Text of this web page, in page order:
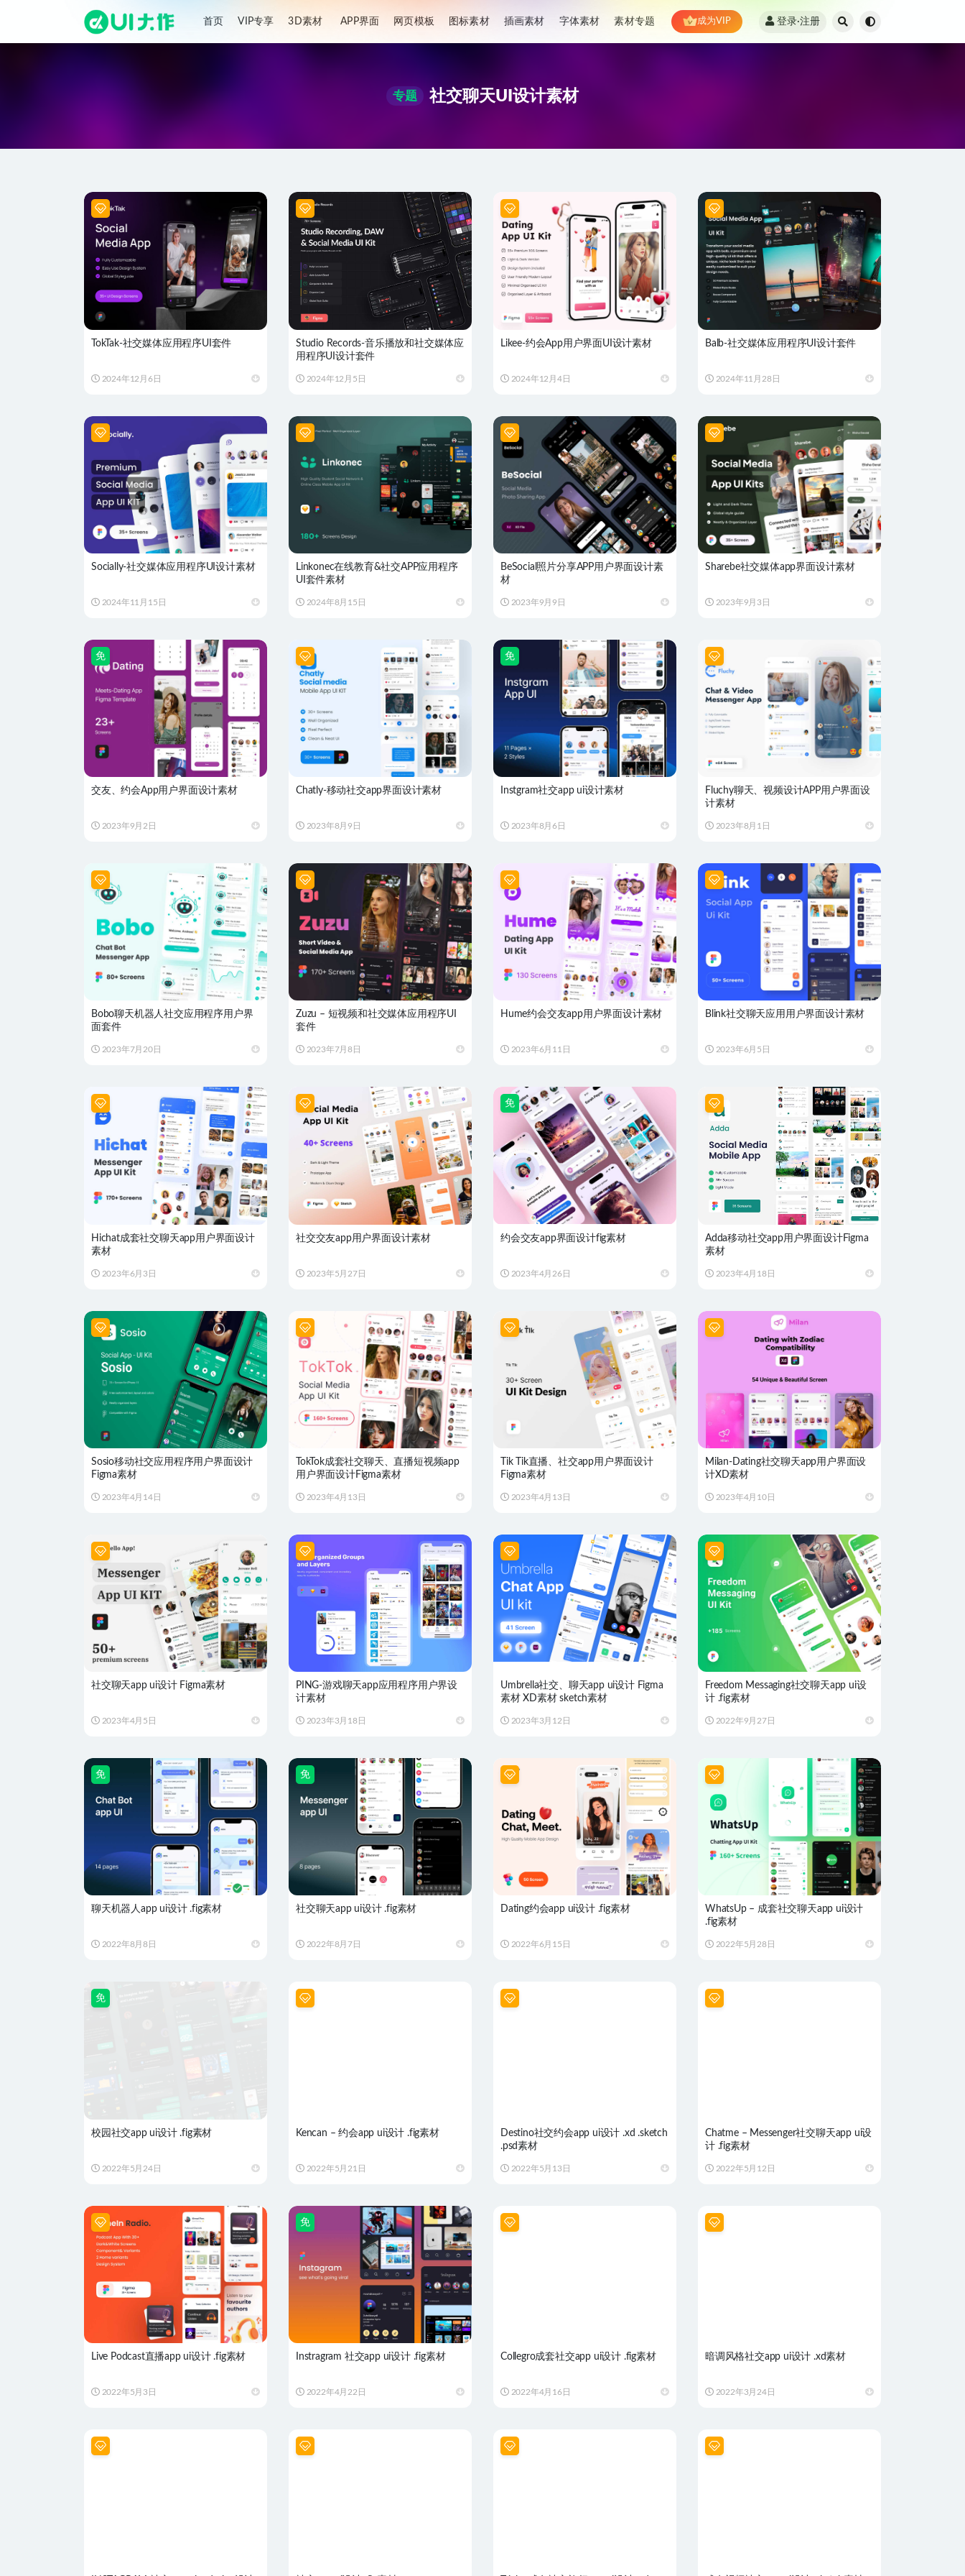
首页 VIP专享 3D素材 APP界面 网页模板 图标素材 插画素材 字体素材 素材专题 成为VIP 登录·注册
专题 社交聊天UI设计素材
TokTak-社交媒体应用程序UI套件
2024年12月6日
Studio Records-音乐播放和社交媒体应
用程序UI设计套件
2024年12月5日
Likee-约会App用户界面UI设计素材
2024年12月4日
Balb-社交媒体应用程序UI设计套件
2024年11月28日
Socially-社交媒体应用程序UI设计素材
2024年11月15日
Linkonec在线教育&社交APP应用程序
UI套件素材
2024年8月15日
BeSocial照片分享APP用户界面设计素
材
2023年9月9日
Sharebe社交媒体app界面设计素材
2023年9月3日
免
交友、约会App用户界面设计素材
2023年9月2日
Chatly-移动社交app界面设计素材
2023年8月9日
免
Instgram社交app ui设计素材
2023年8月6日
Fluchy聊天、视频设计APP用户界面设
计素材
2023年8月1日
Bobo聊天机器人社交应用程序用户界
面套件
2023年7月20日
Zuzu – 短视频和社交媒体应用程序UI
套件
2023年7月8日
Hume约会交友app用户界面设计素材
2023年6月11日
Blink社交聊天应用用户界面设计素材
2023年6月5日
Hichat成套社交聊天app用户界面设计
素材
2023年6月3日
社交交友app用户界面设计素材
2023年5月27日
免
约会交友app界面设计fig素材
2023年4月26日
Adda移动社交app用户界面设计Figma
素材
2023年4月18日
Sosio移动社交应用程序用户界面设计
Figma素材
2023年4月14日
TokTok成套社交聊天、直播短视频app
用户界面设计Figma素材
2023年4月13日
Tik Tik直播、社交app用户界面设计
Figma素材
2023年4月13日
Milan-Dating社交聊天app用户界面设
计XD素材
2023年4月10日
社交聊天app ui设计 Figma素材
2023年4月5日
PING-游戏聊天app应用程序用户界设
计素材
2023年3月18日
Umbrella社交、聊天app ui设计 Figma
素材 XD素材 sketch素材
2023年3月12日
Freedom Messaging社交聊天app ui设
计 .fig素材
2022年9月27日
免
聊天机器人app ui设计 .fig素材
2022年8月8日
免
社交聊天app ui设计 .fig素材
2022年8月7日
Dating约会app ui设计 .fig素材
2022年6月15日
WhatsUp – 成套社交聊天app ui设计
.fig素材
2022年5月28日
免
校园社交app ui设计 .fig素材
2022年5月24日
Kencan – 约会app ui设计 .fig素材
2022年5月21日
Destino社交约会app ui设计 .xd .sketch
.psd素材
2022年5月13日
Chatme – Messenger社交聊天app ui设
计 .fig素材
2022年5月12日
Live Podcast直播app ui设计 .fig素材
2022年5月3日
免
Instragram 社交app ui设计 .fig素材
2022年4月22日
Collegro成套社交app ui设计 .fig素材
2022年4月16日
暗调风格社交app ui设计 .xd素材
2022年3月24日